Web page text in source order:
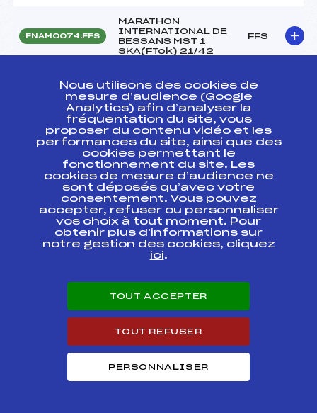
FNAM0074.FFS
MARATHON
INTERNATIONAL DE
BESSANS MST 1
SKA(FTok) 21/42
FFS
FNAM0044.FFS
MARATHON de FOND
d'URLE LIBRE
FFS
FNAM0024.FFS
SUBARU NORDIC
CHALLENGE Libre –
Etape 1
FFS
FNAM0022.FFS
SUBARU NORDIC
CHALLENGE
Classique – Etape 1
FFS
Circuits Nordique 2014
FOND – MARATHON SKI TOUR Hommes
FOND – SUBARU NORDIC CHALLENGE
Seniors Hommes
Nous utilisons des cookies de
mesure d’audience (Google
Analytics) afin d’analyser la
fréquentation du site, vous
proposer du contenu vidéo et les
performances du site, ainsi que des
cookies permettant le
fonctionnement du site. Les
cookies de mesure d’audience ne
sont déposés qu’avec votre
consentement. Vous pouvez
accepter, refuser ou personnaliser
vos choix à tout moment. Pour
obtenir plus d'informations sur
notre gestion des cookies, cliquez
ici.
TOUT ACCEPTER
TOUT REFUSER
PERSONNALISER